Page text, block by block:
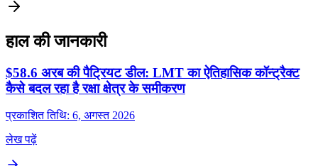
हाल की जानकारी
$58.6 अरब की पैट्रियट डील: LMT का ऐतिहासिक कॉन्ट्रैक्ट
कैसे बदल रहा है रक्षा क्षेत्र के समीकरण
प्रकाशित तिथि: 6, अगस्त 2026
लेख पढ़ें